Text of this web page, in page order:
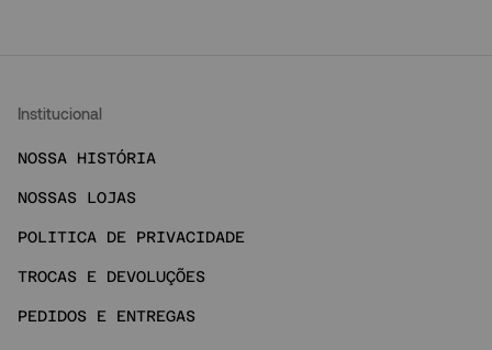
Institucional
NOSSA HISTÓRIA
NOSSAS LOJAS
POLITICA DE PRIVACIDADE
TROCAS E DEVOLUÇÕES
PEDIDOS E ENTREGAS